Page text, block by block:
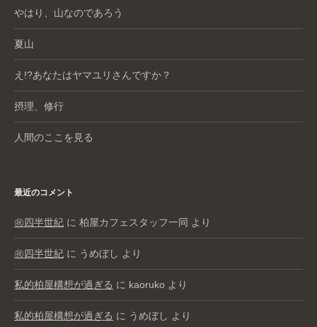
やはり、山なのであろう
夏山
え!?あなたはヤマユリさんですか？
摂理、修行
人間のここを見る
最近のコメント
㊗️四半世紀 に 柏屋カフェスタッフ一同 より
㊗️四半世紀 に うめぼし より
私的柏屋構想が過ぎる に kaoruko より
私的柏屋構想が過ぎる に うめぼし より